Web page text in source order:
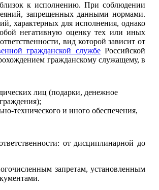
к исполнению. При соблюдении
запрещенных данными нормами.
характерных для исполнения, однако
негативную оценку тех или иных
вид которой зависит от
гражданской службеРоссийской
гражданскому служащему, в
лиц (подарки, денежное
технического и иного обеспечения,
от дисциплинарной до
запретам, установленным